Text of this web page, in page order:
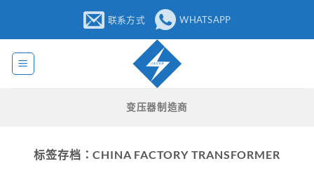
内
联系方式 WHATSAPP
变压器制造商
标签存档：CHINA FACTORY TRANSFORMER